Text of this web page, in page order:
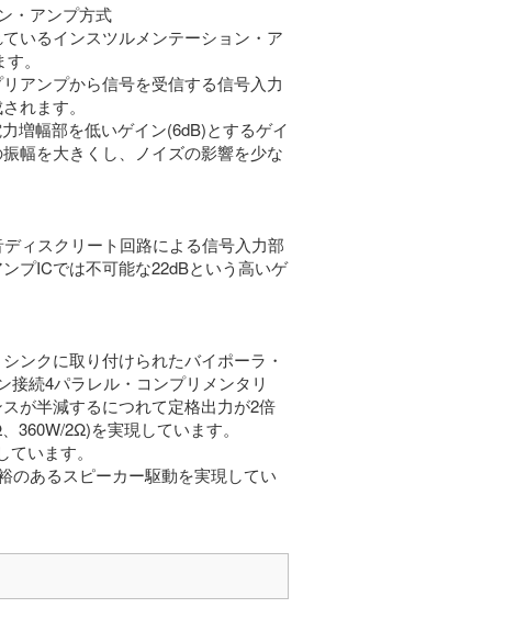
・アンプ方式
いるインスツルメンテーション・ア
。
アンプから信号を受信する信号入力
れます。
増幅部を低いゲイン(6dB)とするゲイ
幅を大きくし、ノイズの影響を少な
ィスクリート回路による信号入力部
プICでは不可能な22dBという高いゲ
ンクに取り付けられたバイポーラ・
続4パラレル・コンプリメンタリ
が半減するにつれて定格出力が2倍
360W/2Ω)を実現しています。
います。
のあるスピーカー駆動を実現してい